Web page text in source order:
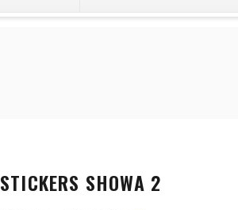
STICKERS SHOWA 2